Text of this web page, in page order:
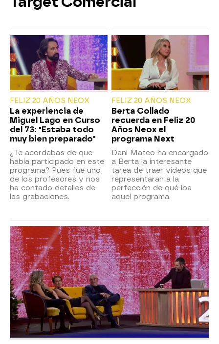
FELIZ 20 AÑOS NEOX
La experiencia de
Miguel Lago en Curso
del 73: "Estaba todo
muy bien preparado"
¿Te acordabas de que
había participado en este
programa? Pues fue uno
de los profesores y nos
ha contado detalles de
las grabaciones.
FELIZ 20 AÑOS NEOX
Berta Collado
recuerda en Feliz 20
Años Neox el
programa Next
Dani Mateo ha encargado
a Berta la interesante
tarea de traer vídeos que
representaran a la
perfección de qué iba
aquel programa.